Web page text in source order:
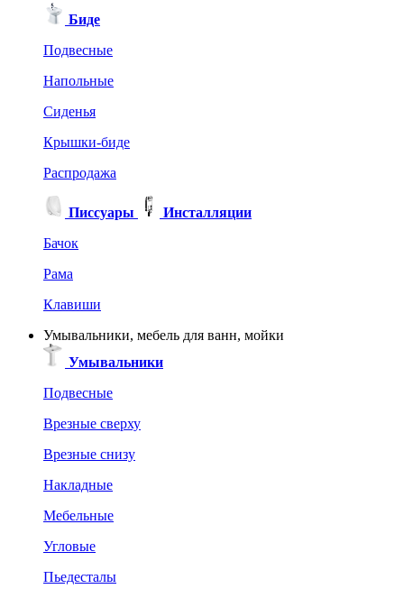
Биде
Подвесные
Напольные
Сиденья
Крышки-биде
Распродажа
Писсуары
Инсталляции
Бачок
Рама
Клавиши
Умывальники, мебель для ванн, мойки
Умывальники
Подвесные
Врезные сверху
Врезные снизу
Накладные
Мебельные
Угловые
Пьедесталы